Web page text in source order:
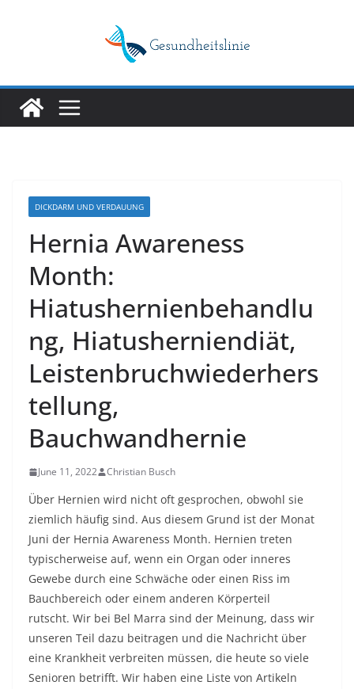
DICKDARM UND VERDAUUNG
Hernia Awareness
Month:
Hiatushernienbehandlu
ng, Hiatusherniendiät,
Leistenbruchwiederhers
tellung,
Bauchwandhernie
June 11, 2022 Christian Busch
Über Hernien wird nicht oft gesprochen, obwohl sie
ziemlich häufig sind. Aus diesem Grund ist der Monat
Juni der Hernia Awareness Month. Hernien treten
typischerweise auf, wenn ein Organ oder inneres
Gewebe durch eine Schwäche oder einen Riss im
Bauchbereich oder einem anderen Körperteil
rutscht. Wir bei Bel Marra sind der Meinung, dass wir
unseren Teil dazu beitragen und die Nachricht über
eine Krankheit verbreiten müssen, die heute so viele
Senioren betrifft. Wir haben eine Liste von Artikeln